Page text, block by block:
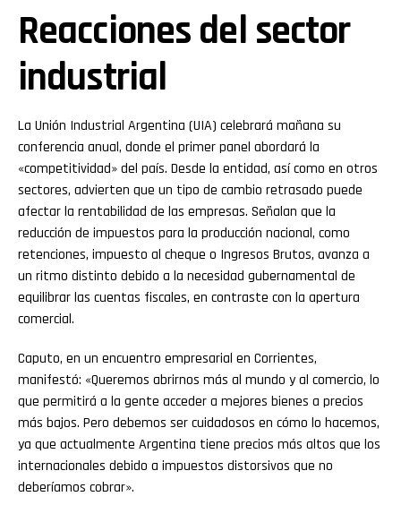
Reacciones del sector
industrial
La Unión Industrial Argentina (UIA) celebrará mañana su
conferencia anual, donde el primer panel abordará la
«competitividad» del país. Desde la entidad, así como en otros
sectores, advierten que un tipo de cambio retrasado puede
afectar la rentabilidad de las empresas. Señalan que la
reducción de impuestos para la producción nacional, como
retenciones, impuesto al cheque o Ingresos Brutos, avanza a
un ritmo distinto debido a la necesidad gubernamental de
equilibrar las cuentas fiscales, en contraste con la apertura
comercial.
Caputo, en un encuentro empresarial en Corrientes,
manifestó: «Queremos abrirnos más al mundo y al comercio, lo
que permitirá a la gente acceder a mejores bienes a precios
más bajos. Pero debemos ser cuidadosos en cómo lo hacemos,
ya que actualmente Argentina tiene precios más altos que los
internacionales debido a impuestos distorsivos que no
deberíamos cobrar».